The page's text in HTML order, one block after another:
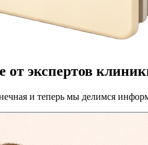
от экспертов
и теперь мы делимся